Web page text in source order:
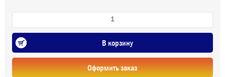
В корзину
Оформить заказ